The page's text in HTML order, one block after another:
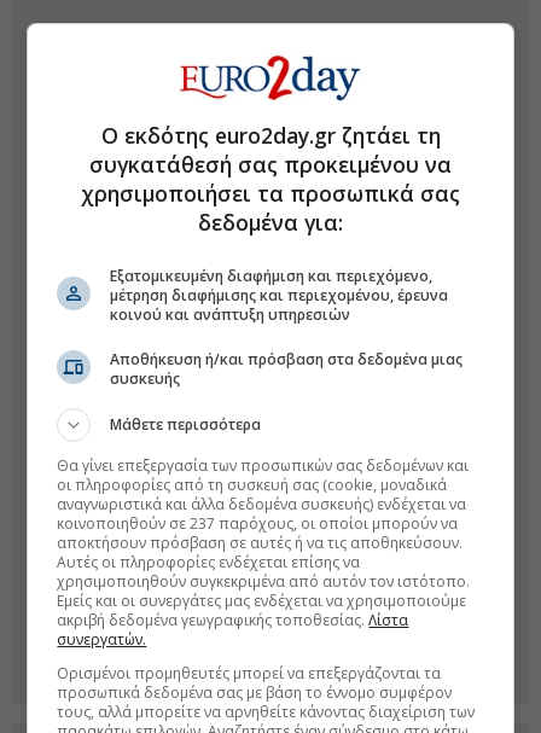
Ο εκδότης euro2day.gr ζητάει τη
συγκατάθεσή σας προκειμένου να
χρησιμοποιήσει τα προσωπικά σας
δεδομένα για:
Εξατομικευμένη διαφήμιση και περιεχόμενο,
μέτρηση διαφήμισης και περιεχομένου, έρευνα
κοινού και ανάπτυξη υπηρεσιών
Αποθήκευση ή/και πρόσβαση στα δεδομένα μιας
συσκευής
Μάθετε περισσότερα
Θα γίνει επεξεργασία των προσωπικών σας δεδομένων και
οι πληροφορίες από τη συσκευή σας (cookie, μοναδικά
αναγνωριστικά και άλλα δεδομένα συσκευής) ενδέχεται να
κοινοποιηθούν σε 237 παρόχους, οι οποίοι μπορούν να
αποκτήσουν πρόσβαση σε αυτές ή να τις αποθηκεύσουν.
Αυτές οι πληροφορίες ενδέχεται επίσης να
χρησιμοποιηθούν συγκεκριμένα από αυτόν τον ιστότοπο.
Εμείς και οι συνεργάτες μας ενδέχεται να χρησιμοποιούμε
ακριβή δεδομένα γεωγραφικής τοποθεσίας.Λίστα
συνεργατών.
Ορισμένοι προμηθευτές μπορεί να επεξεργάζονται τα
προσωπικά δεδομένα σας με βάση το έννομο συμφέρον
τους, αλλά μπορείτε να αρνηθείτε κάνοντας διαχείριση των